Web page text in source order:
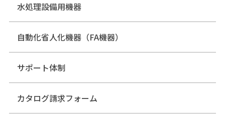
水処理設備用機器
自動化省人化機器（FA機器）
サポート体制
カタログ請求フォーム